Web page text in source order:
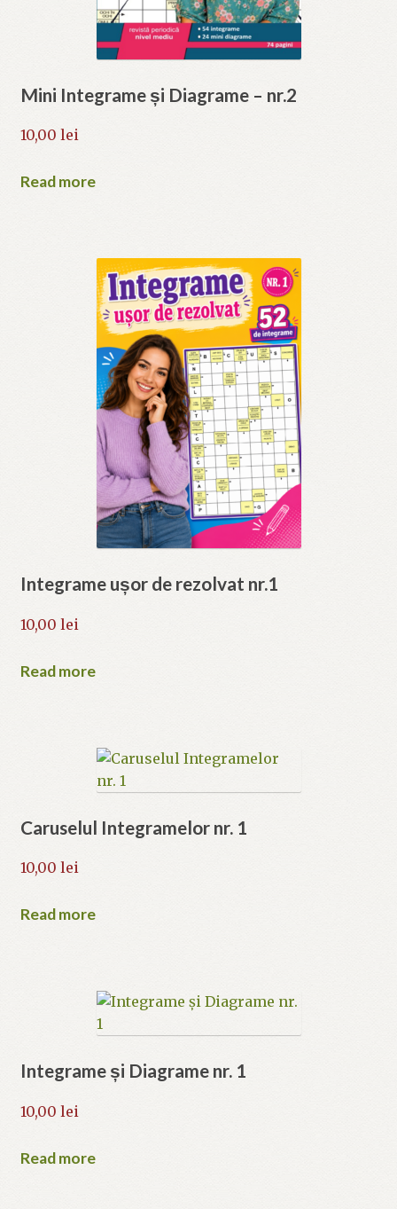
Mini Integrame și Diagrame – nr.2
10,00 lei
Read more
Integrame ușor de rezolvat nr.1
10,00 lei
Read more
Caruselul Integramelor nr. 1
10,00 lei
Read more
Integrame și Diagrame nr. 1
10,00 lei
Read more